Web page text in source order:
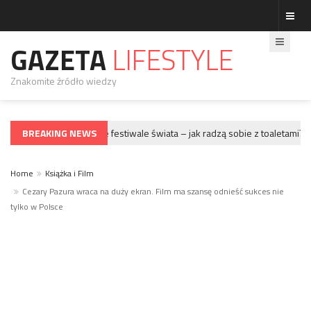
GAZETALIFESTYLE
Znakomite źródło wiedzy
BREAKING NEWS
GWIAZDY Największe festiwale świata – jak radzą sobie z toaletami?
Home
Książka i Film
Cezary Pazura wraca na duży ekran. Film ma szansę odnieść sukces nie
tylko w Polsce